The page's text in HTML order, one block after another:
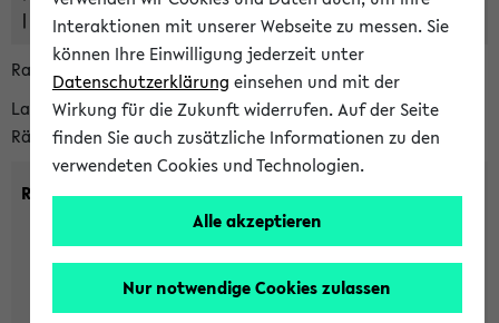
Hinweise der zentralen Raumvergabe
Raumanfragen:
raumvergabe@uni-bielefeld.de
Lassen Sie sich alle Räume anzeigen oder suchen Sie nach
Räumen mit bestimmten Eigenschaften:
Raumkriterien:
max. Plätze:
Interaktionen mit unserer Webseite zu messen. Sie
können Ihre Einwilligung jederzeit unter
Datenschutzerklärung einsehen und mit der
Wirkung für die Zukunft widerrufen. Auf der Seite
finden Sie auch zusätzliche Informationen zu den
verwendeten Cookies und Technologien.
Alle akzeptieren
Nur notwendige Cookies zulassen